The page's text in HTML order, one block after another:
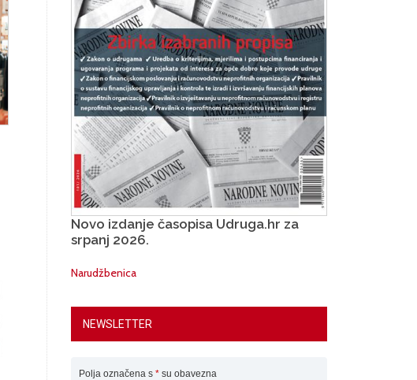
Novo izdanje časopisa Udruga.hr za
srpanj 2026.
Narudžbenica
NEWSLETTER
Polja označena s * su obavezna